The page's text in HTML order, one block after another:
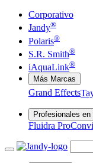
Corporativo
Jandy®
Polaris®
S.R. Smith®
iAquaLink®
Más Marcas
Grand Effects
Profesionales en
Fluidra Pro